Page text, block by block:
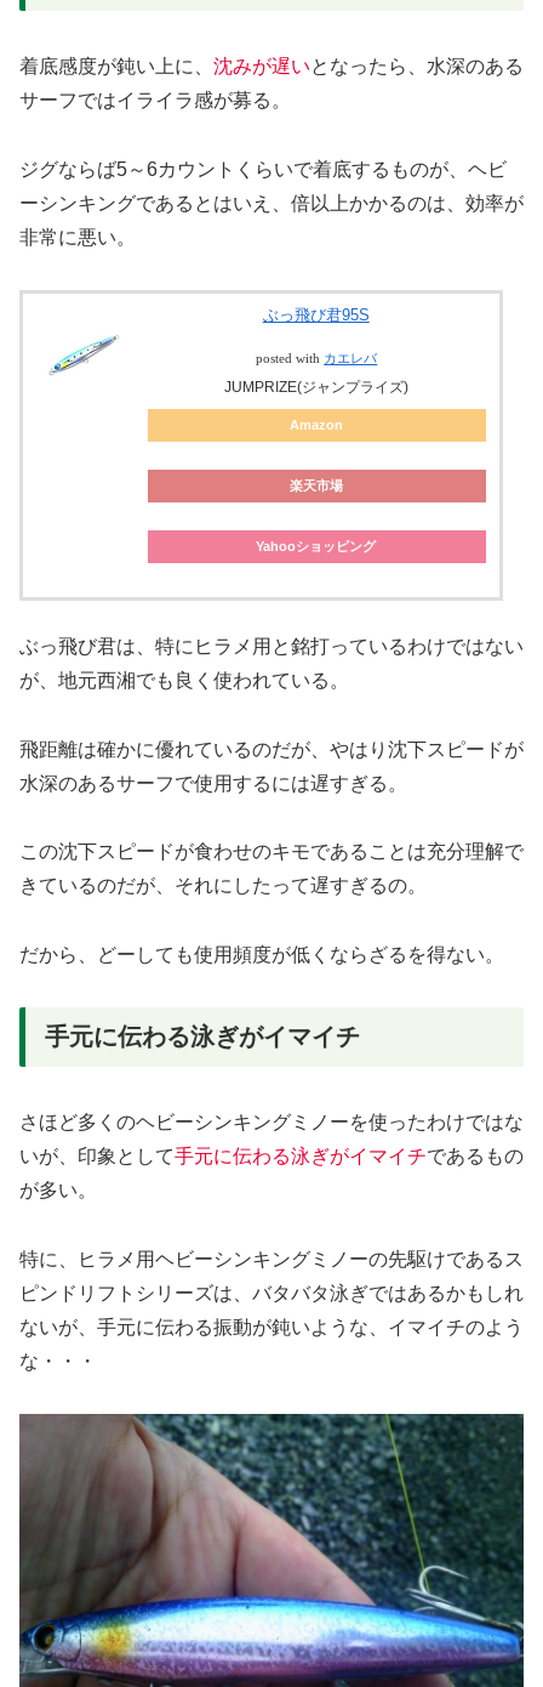
着底感度が鈍い上に、 沈みが遅いとなったら、水深のある
サーフではイライラ感が募る。
ジグならば5～6カウントくらいで着底するものが、ヘビ
ーシンキングであるとはいえ、倍以上かかるのは、効率が
非常に悪い。
ぶっ飛び君95S
posted with カエレバ
JUMPRIZE(ジャンプライズ)
Amazon
楽天市場
Yahooショッピング
ぶっ飛び君は、特にヒラメ用と銘打っているわけではない
が、地元西湘でも良く使われている。
飛距離は確かに優れているのだが、やはり沈下スピードが
水深のあるサーフで使用するには遅すぎる。
この沈下スピードが食わせのキモであることは充分理解で
きているのだが、それにしたって遅すぎるの。
だから、どーしても使用頻度が低くならざるを得ない。
手元に伝わる泳ぎがイマイチ
さほど多くのヘビーシンキングミノーを使ったわけではな
いが、印象として手元に伝わる泳ぎがイマイチであるもの
が多い。
特に、ヒラメ用ヘビーシンキングミノーの先駆けであるス
ピンドリフトシリーズは、バタバタ泳ぎではあるかもしれ
ないが、手元に伝わる振動が鈍いような、イマイチのよう
な・・・